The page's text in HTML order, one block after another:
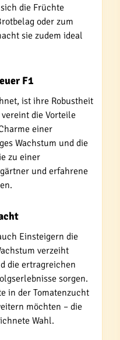
die Früchte
oder zum
sie zudem ideal
F1
ist ihre Robustheit
die Vorteile
einer
Wachstum und die
zu einer
und erfahrene
Einsteigern die
verzeiht
die ertragreichen
sorgen.
in der Tomatenzucht
möchten – die
Wahl.